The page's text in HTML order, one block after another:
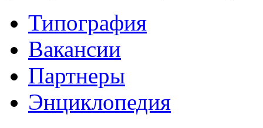
Типография
Вакансии
Партнеры
Энциклопедия